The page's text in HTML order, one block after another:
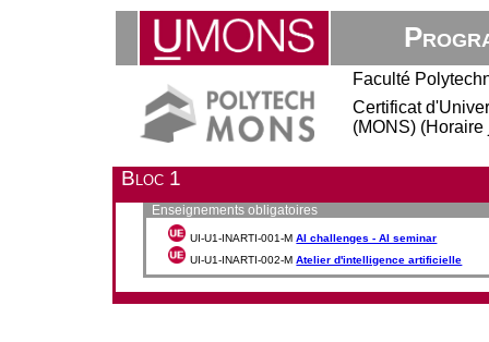
Faculté
Certificat
(MONS) (Horaire
Bloc 1
Enseignements obligatoires
UI-U1-INARTI-001-MAI challenges - AI seminar
UI-U1-INARTI-002-MAtelier d'intelligence artificielle